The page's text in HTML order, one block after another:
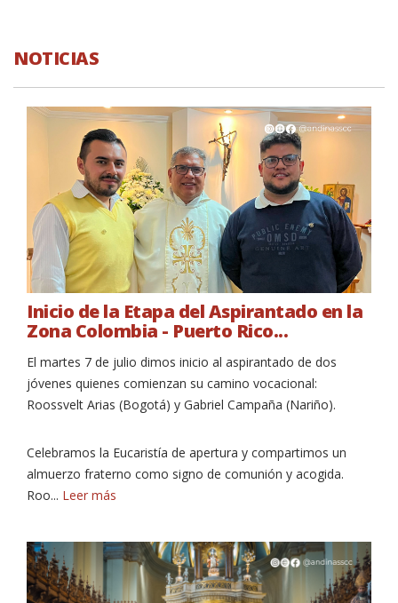
NOTICIAS
NOTICIAS
Inicio de la Etapa del Aspirantado en la
Zona Colombia - Puerto Rico...
El martes 7 de julio dimos inicio al aspirantado de dos
jóvenes quienes comienzan su camino vocacional:
Roossvelt Arias (Bogotá) y Gabriel Campaña (Nariño).
Celebramos la Eucaristía de apertura y compartimos un
almuerzo fraterno como signo de comunión y acogida.
Roo... Leer más
NOTICIAS